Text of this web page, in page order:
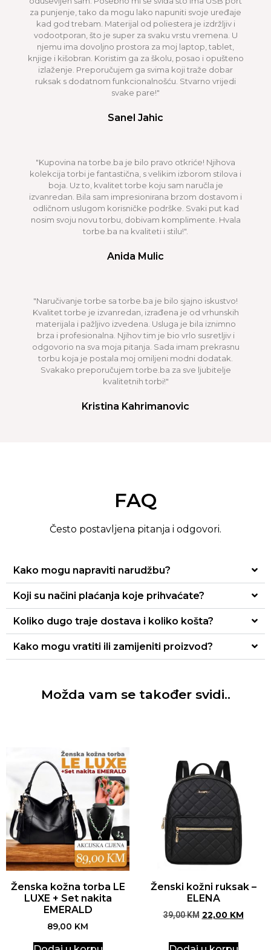
za punjenje, tako da mogu lako napuniti svoje uređaje
kad god trebam. Materijal od poliestera je izdržljiv i
vodootporan, što je super za svaku vrstu vremena. U
njemu ima dovoljno prostora za moj laptop, tablet,
knjige i kišobran. Koristim ga za školu, posao i opušteno
izlaženje. Preporučujem ga svima koji traže dobar
ruksak s dodatnom funkcionalnošću. Stvarno vrijedi
svake pare!"
Sanel Jahic
"Kupovina na torbe.ba je bilo pravo otkriće! Njihova
kolekcija torbi je fantastična, s velikim izborom stilova i
boja. Uz to, kvalitet torbe koju sam naručla je
izvanredan. Bila sam impresionirana brzom dostavom i
odličnom uslugom korisničke podrške. Svaki put kad
nosim svoju novu torbu, dobivam komplimente. Hvala
torbe.ba na kvaliteti i stilu!".
Anida Mulic
"Naručivanje torbe sa torbe.ba je bilo sjajno iskustvo!
Kvalitet torbe je izvanredan, izrađena je od vrhunskih
materijala i pažljivo izvedena. Usluga je bila iznimno
brza i profesionalna. Njihov tim je bio vrlo susretljiv i
odgovorio na sva moja pitanja. Sada imam prekrasnu
torbu koja je postala moj omiljeni modni dodatak.
Svakako preporučujem torbe.ba za sve ljubitelje
kvalitetnih torbi!"
Kristina Kahrimanovic
FAQ
Često postavljena pitanja i odgovori.
Kako mogu napraviti narudžbu?
Koji su načini plaćanja koje prihvaćate?
Koliko dugo traje dostava i koliko košta?
Kako mogu vratiti ili zamijeniti proizvod?
Možda vam se također svidi..
Ženska kožna torba LE
LUXE + Set nakita
EMERALD
89,00 KM
Ženski kožni ruksak –
ELENA
39,00KM 22,00 KM